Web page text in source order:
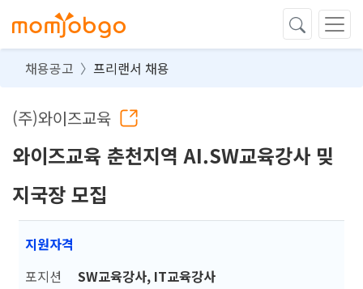
채용공고 프리랜서 채용
(주)와이즈교육
와이즈교육 춘천지역 AI.SW교육강사 밎
지국장 모집
지원자격
포지션
SW교육강사, IT교육강사